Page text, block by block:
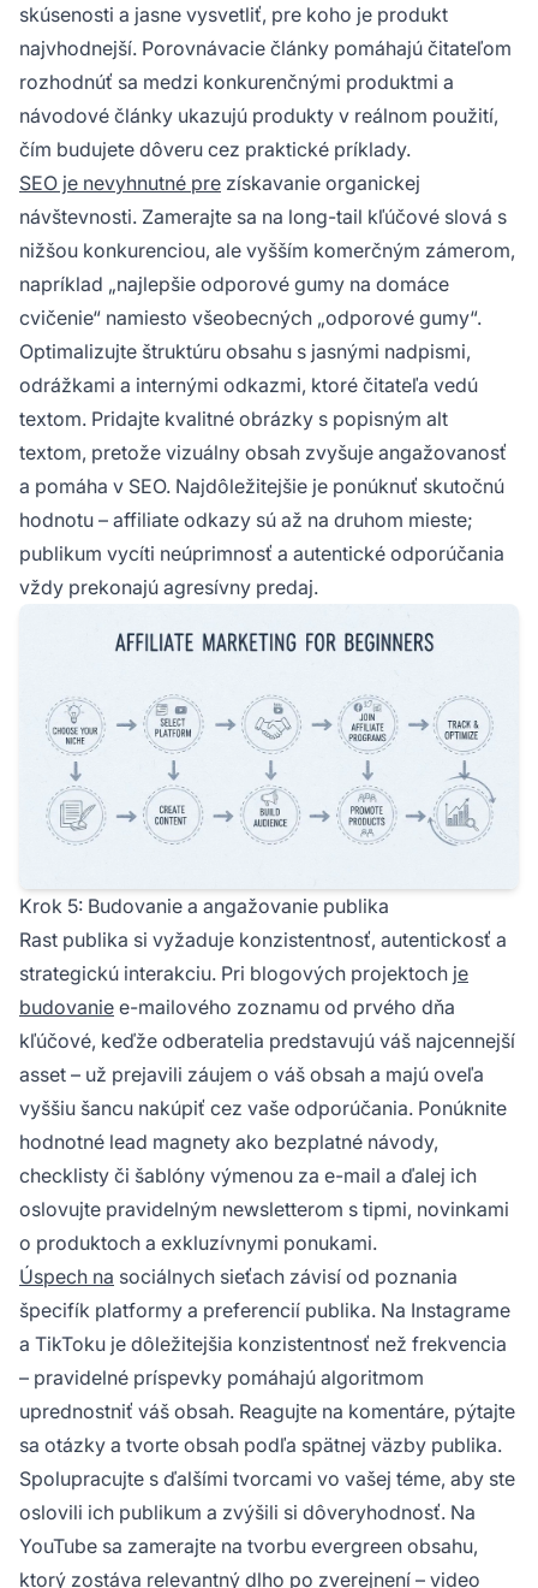
skúsenosti a jasne vysvetliť, pre koho je produkt
najvhodnejší. Porovnávacie články pomáhajú čitateľom
rozhodnúť sa medzi konkurenčnými produktmi a
návodové články ukazujú produkty v reálnom použití,
čím budujete dôveru cez praktické príklady.
SEO je nevyhnutné pre získavanie organickej
návštevnosti. Zamerajte sa na long-tail kľúčové slová s
nižšou konkurenciou, ale vyšším komerčným zámerom,
napríklad „najlepšie odporové gumy na domáce
cvičenie“ namiesto všeobecných „odporové gumy“.
Optimalizujte štruktúru obsahu s jasnými nadpismi,
odrážkami a internými odkazmi, ktoré čitateľa vedú
textom. Pridajte kvalitné obrázky s popisným alt
textom, pretože vizuálny obsah zvyšuje angažovanosť
a pomáha v SEO. Najdôležitejšie je ponúknuť skutočnú
hodnotu – affiliate odkazy sú až na druhom mieste;
publikum vycíti neúprimnosť a autentické odporúčania
vždy prekonajú agresívny predaj.
Krok 5: Budovanie a angažovanie publika
Rast publika si vyžaduje konzistentnosť, autentickosť a
strategickú interakciu. Pri blogových projektoch je
budovanie e-mailového zoznamu od prvého dňa
kľúčové, keďže odberatelia predstavujú váš najcennejší
asset – už prejavili záujem o váš obsah a majú oveľa
vyššiu šancu nakúpiť cez vaše odporúčania. Ponúknite
hodnotné lead magnety ako bezplatné návody,
checklisty či šablóny výmenou za e-mail a ďalej ich
oslovujte pravidelným newsletterom s tipmi, novinkami
o produktoch a exkluzívnymi ponukami.
Úspech na sociálnych sieťach závisí od poznania
špecifík platformy a preferencií publika. Na Instagrame
a TikToku je dôležitejšia konzistentnosť než frekvencia
– pravidelné príspevky pomáhajú algoritmom
uprednostniť váš obsah. Reagujte na komentáre, pýtajte
sa otázky a tvorte obsah podľa spätnej väzby publika.
Spolupracujte s ďalšími tvorcami vo vašej téme, aby ste
oslovili ich publikum a zvýšili si dôveryhodnosť. Na
YouTube sa zamerajte na tvorbu evergreen obsahu,
ktorý zostáva relevantný dlho po zverejnení – video